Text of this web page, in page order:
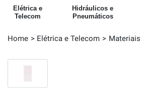
Elétrica e
Telecom
Hidráulicos e
Pneumáticos
Home Elétrica e Telecom